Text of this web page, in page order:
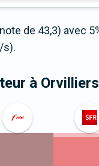
de 43,3) avec
s).
à Orvilliers